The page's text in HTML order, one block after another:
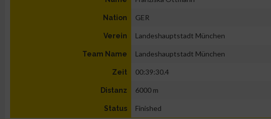
Nation GER
Verein Landeshauptstadt München
Team Name Landeshauptstadt München
Zeit 00:39:30.4
Distanz 6000 m
Status Finished